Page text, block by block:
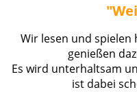
Wir lesen und
genießen
Es wird unterhaltsam
ist dabei